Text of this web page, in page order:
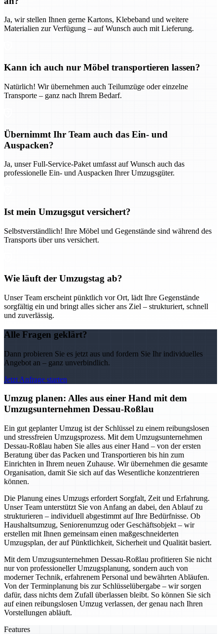
Ja, wir stellen Ihnen gerne Kartons, Klebeband und weitere
Materialien zur Verfügung – auf Wunsch auch mit Lieferung.
Kann ich auch nur Möbel transportieren lassen?
Natürlich! Wir übernehmen auch Teilumzüge oder einzelne
Transporte – ganz nach Ihrem Bedarf.
Übernimmt Ihr Team auch das Ein- und
Auspacken?
Ja, unser Full-Service-Paket umfasst auf Wunsch auch das
professionelle Ein- und Auspacken Ihrer Umzugsgüter.
Ist mein Umzugsgut versichert?
Selbstverständlich! Ihre Möbel und Gegenstände sind während des
Transports über uns versichert.
Wie läuft der Umzugstag ab?
Unser Team erscheint pünktlich vor Ort, lädt Ihre Gegenstände
sorgfältig ein und bringt alles sicher ans Ziel – strukturiert, schnell
und zuverlässig.
Alle Fragen geklärt?
Dann probieren Sie es jetzt aus und fordern Sie Ihr individuelles
Angebot an – ganz unverbindlich.
Jetzt Anfrage starten
Umzug planen: Alles aus einer Hand mit dem
Umzugsunternehmen Dessau-Roßlau
Ein gut geplanter Umzug ist der Schlüssel zu einem reibungslosen
und stressfreien Umzugsprozess. Mit dem Umzugsunternehmen
Dessau-Roßlau haben Sie alles aus einer Hand – von der ersten
Beratung über das Packen und Transportieren bis hin zum
Einrichten in Ihrem neuen Zuhause. Wir übernehmen die gesamte
Organisation, damit Sie sich auf das Wesentliche konzentrieren
können.
Die Planung eines Umzugs erfordert Sorgfalt, Zeit und Erfahrung.
Unser Team unterstützt Sie von Anfang an dabei, den Ablauf zu
strukturieren – individuell abgestimmt auf Ihre Bedürfnisse. Ob
Haushaltsumzug, Seniorenumzug oder Geschäftsobjekt – wir
erstellen mit Ihnen gemeinsam einen maßgeschneiderten
Umzugsplan, der auf Pünktlichkeit, Sicherheit und Qualität basiert.
Mit dem Umzugsunternehmen Dessau-Roßlau profitieren Sie nicht
nur von professioneller Umzugsplanung, sondern auch von
moderner Technik, erfahrenem Personal und bewährten Abläufen.
Von der Terminplanung bis zur Schlüsselübergabe – wir sorgen
dafür, dass nichts dem Zufall überlassen bleibt. So können Sie sich
auf einen reibungslosen Umzug verlassen, der genau nach Ihren
Vorstellungen abläuft.
Features